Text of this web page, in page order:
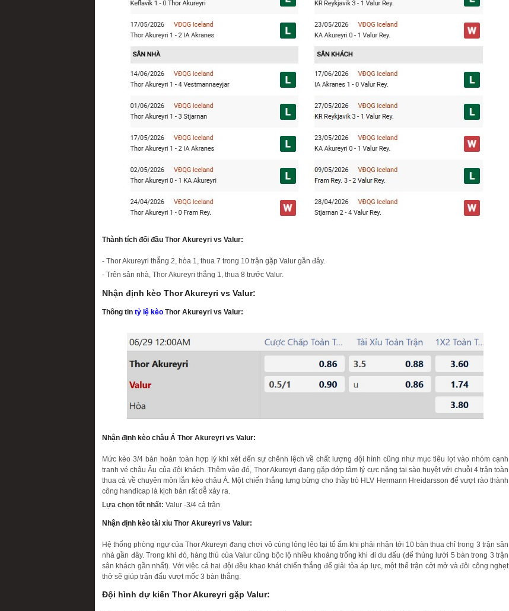
Thành tích đối đầu Thor Akureyri vs Valur:
- Thor Akureyri thắng 2, hòa 1, thua 7 trong 10 trận gặp Valur gần đây.
- Trên sân nhà, Thor Akureyri thắng 1, thua 8 trước Valur.
Nhận định kèo Thor Akureyri vs Valur:
Thông tin tỷ lệ kèo Thor Akureyri vs Valur:
Nhận định kèo châu Á Thor Akureyri vs Valur:
Mức kèo 3/4 bàn hoàn toàn hợp lý khi xét đến sự chênh lệch về chất lượng đội hình cũng như mục tiêu lọt vào nhóm cạnh
tranh vé châu Âu của đội khách. Thêm vào đó, Thor Akureyri đang gặp dớp tâm lý cực nặng tại sào huyệt với chuỗi 4 trận toàn
thua cả về chuyên môn lẫn kèo châu Á. Một chiến thắng tưng bừng cho thầy trò HLV Hermann Hreidarsson để vượt rào thành
công handicap là kịch bản rất dễ xảy ra.
Lựa chọn tốt nhất: Valur -3/4 cả trận
Nhận định kèo tài xỉu Thor Akureyri vs Valur:
Hệ thống phòng ngự của Thor Akureyri đang chơi vô cùng lỏng lẻo tại tổ ấm khi phải nhận tới 10 bàn thua chỉ trong 3 trận sân
nhà gần đây. Trong khi đó, hàng thủ của Valur cũng bộc lộ nhiều khoảng trống khi đi du đấu (để thủng lưới 5 bàn trong 3 trận
sân khách gần nhất). Với việc cả hai đội đều khao khát chiến thắng để giải tỏa áp lực, một thế trận cởi mở và đôi công nghẹt
thở sẽ giúp trận đấu vượt mốc 3 bàn thắng.
Đội hình dự kiến Thor Akureyri gặp Valur: